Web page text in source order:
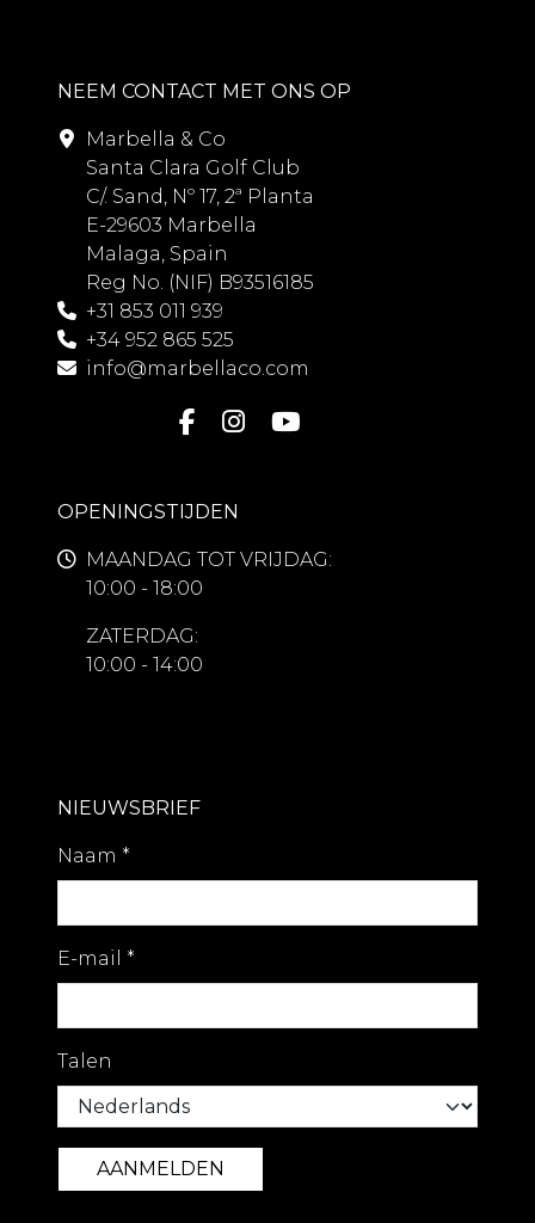
NEEM CONTACT MET ONS OP
Marbella & Co
Santa Clara Golf Club
C/. Sand, Nº 17, 2ª Planta
E-29603 Marbella
Malaga, Spain
Reg No. (NIF) B93516185
+31 853 011 939
+34 952 865 525
info@marbellaco.com
OPENINGSTIJDEN
MAANDAG TOT VRIJDAG:
10:00 - 18:00
ZATERDAG:
10:00 - 14:00
NIEUWSBRIEF
Naam *
E-mail *
Talen